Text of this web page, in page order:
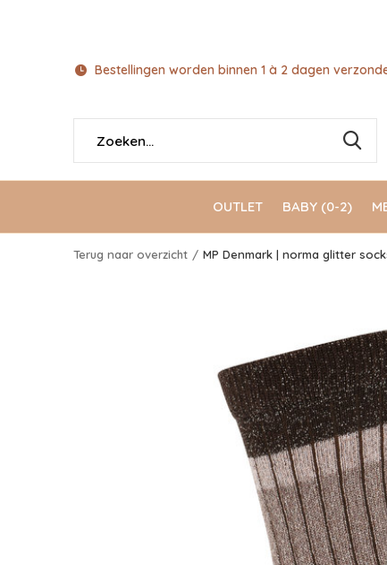
OUTLET BABY (0-2)
Bestellingen worden binnen 1 à 2 dagen
Terug naar overzicht MP Denmark | norma glitter